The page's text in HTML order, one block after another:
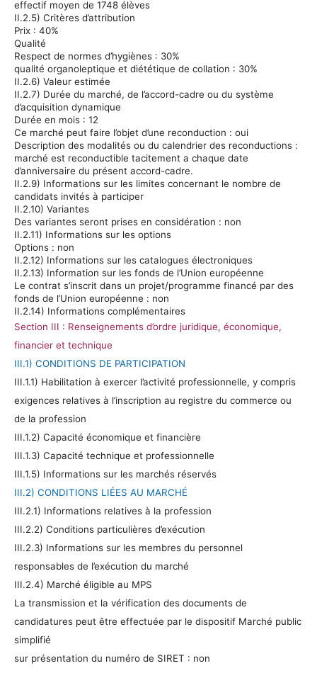
effectif moyen de 1748 élèves
II.2.5) Critères d’attribution
Prix : 40%
Qualité
Respect de normes d’hygiènes : 30%
qualité organoleptique et diététique de collation : 30%
II.2.6) Valeur estimée
II.2.7) Durée du marché, de l’accord-cadre ou du système
d’acquisition dynamique
Durée en mois : 12
Ce marché peut faire l’objet d’une reconduction : oui
Description des modalités ou du calendrier des reconductions :
marché est reconductible tacitement a chaque date
d’anniversaire du présent accord-cadre.
II.2.9) Informations sur les limites concernant le nombre de
candidats invités à participer
II.2.10) Variantes
Des variantes seront prises en considération : non
II.2.11) Informations sur les options
Options : non
II.2.12) Informations sur les catalogues électroniques
II.2.13) Information sur les fonds de l’Union européenne
Le contrat s’inscrit dans un projet/programme financé par des
fonds de l’Union européenne : non
II.2.14) Informations complémentaires
Section III : Renseignements d’ordre juridique, économique,
financier et technique
III.1) CONDITIONS DE PARTICIPATION
III.1.1) Habilitation à exercer l’activité professionnelle, y compris
exigences relatives à l’inscription au registre du commerce ou
de la profession
III.1.2) Capacité économique et financière
III.1.3) Capacité technique et professionnelle
III.1.5) Informations sur les marchés réservés
III.2) CONDITIONS LIÉES AU MARCHÉ
III.2.1) Informations relatives à la profession
III.2.2) Conditions particulières d’exécution
III.2.3) Informations sur les membres du personnel
responsables de l’exécution du marché
III.2.4) Marché éligible au MPS
La transmission et la vérification des documents de
candidatures peut être effectuée par le dispositif Marché public
simplifié
sur présentation du numéro de SIRET : non